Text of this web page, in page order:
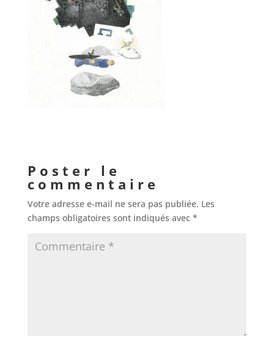
Poster le
commentaire
Votre adresse e-mail ne sera pas publiée. Les
champs obligatoires sont indiqués avec *